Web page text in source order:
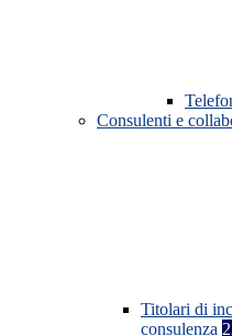
Consulenti e
Titolari di
consulenza